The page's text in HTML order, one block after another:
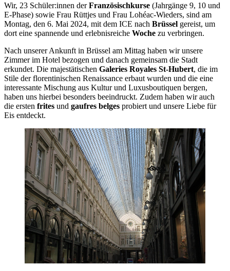
Wir, 23 Schüler:innen derFranzösischkurse (Jahrgänge 9, 10 und
E-Phase) sowie Frau Rüttjes und Frau Lohéac-Wieders, sind am
Montag, den 6. Mai 2024, mit dem ICE nach Brüssel gereist, um
dort eine spannende und erlebnisreiche Woche zu verbringen.
Nach unserer Ankunft in Brüssel am Mittag haben wir unsere
Zimmer im Hotel bezogen und danach gemeinsam die Stadt
erkundet. Die majestätischen Galeries Royales St-Hubert, die im
Stile der florentinischen Renaissance erbaut wurden und die eine
interessante Mischung aus Kultur und Luxusboutiquen bergen,
haben uns hierbei besonders beeindruckt. Zudem haben wir auch
die ersten frites und gaufres belges probiert und unsere Liebe für
Eis entdeckt.